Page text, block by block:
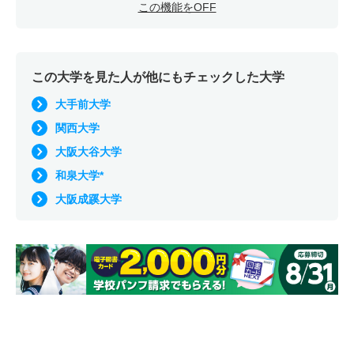
この機能をOFF
この大学を見た人が他にもチェックした大学
大手前大学
関西大学
大阪大谷大学
和泉大学*
大阪成蹊大学